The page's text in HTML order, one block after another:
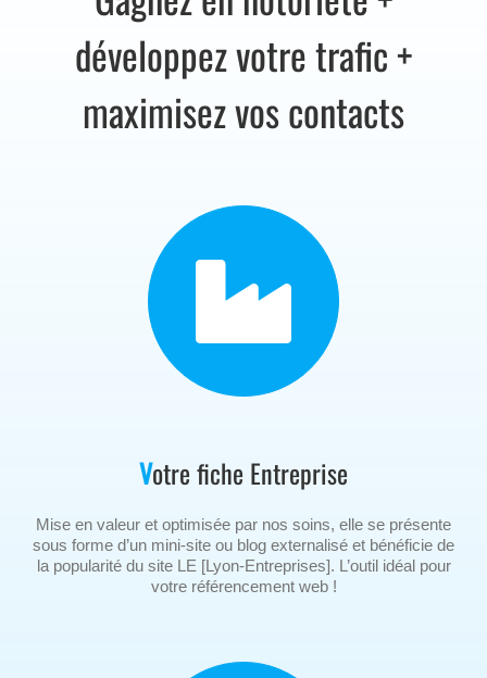
développez votre trafic +
maximisez vos contacts
Votre fiche Entreprise
Mise en valeur et optimisée par nos soins, elle se présente
sous forme d’un mini-site ou blog externalisé et bénéficie de
la popularité du site LE [Lyon-Entreprises]. L’outil idéal pour
votre référencement web !